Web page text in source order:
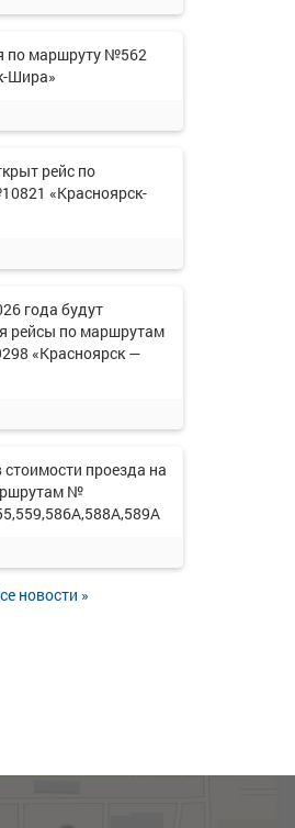
по маршруту №562
Шира»
рейс по
«Красноярск-
года будут
рейсы по маршрутам
«Красноярск —
проезда на
№
новости »